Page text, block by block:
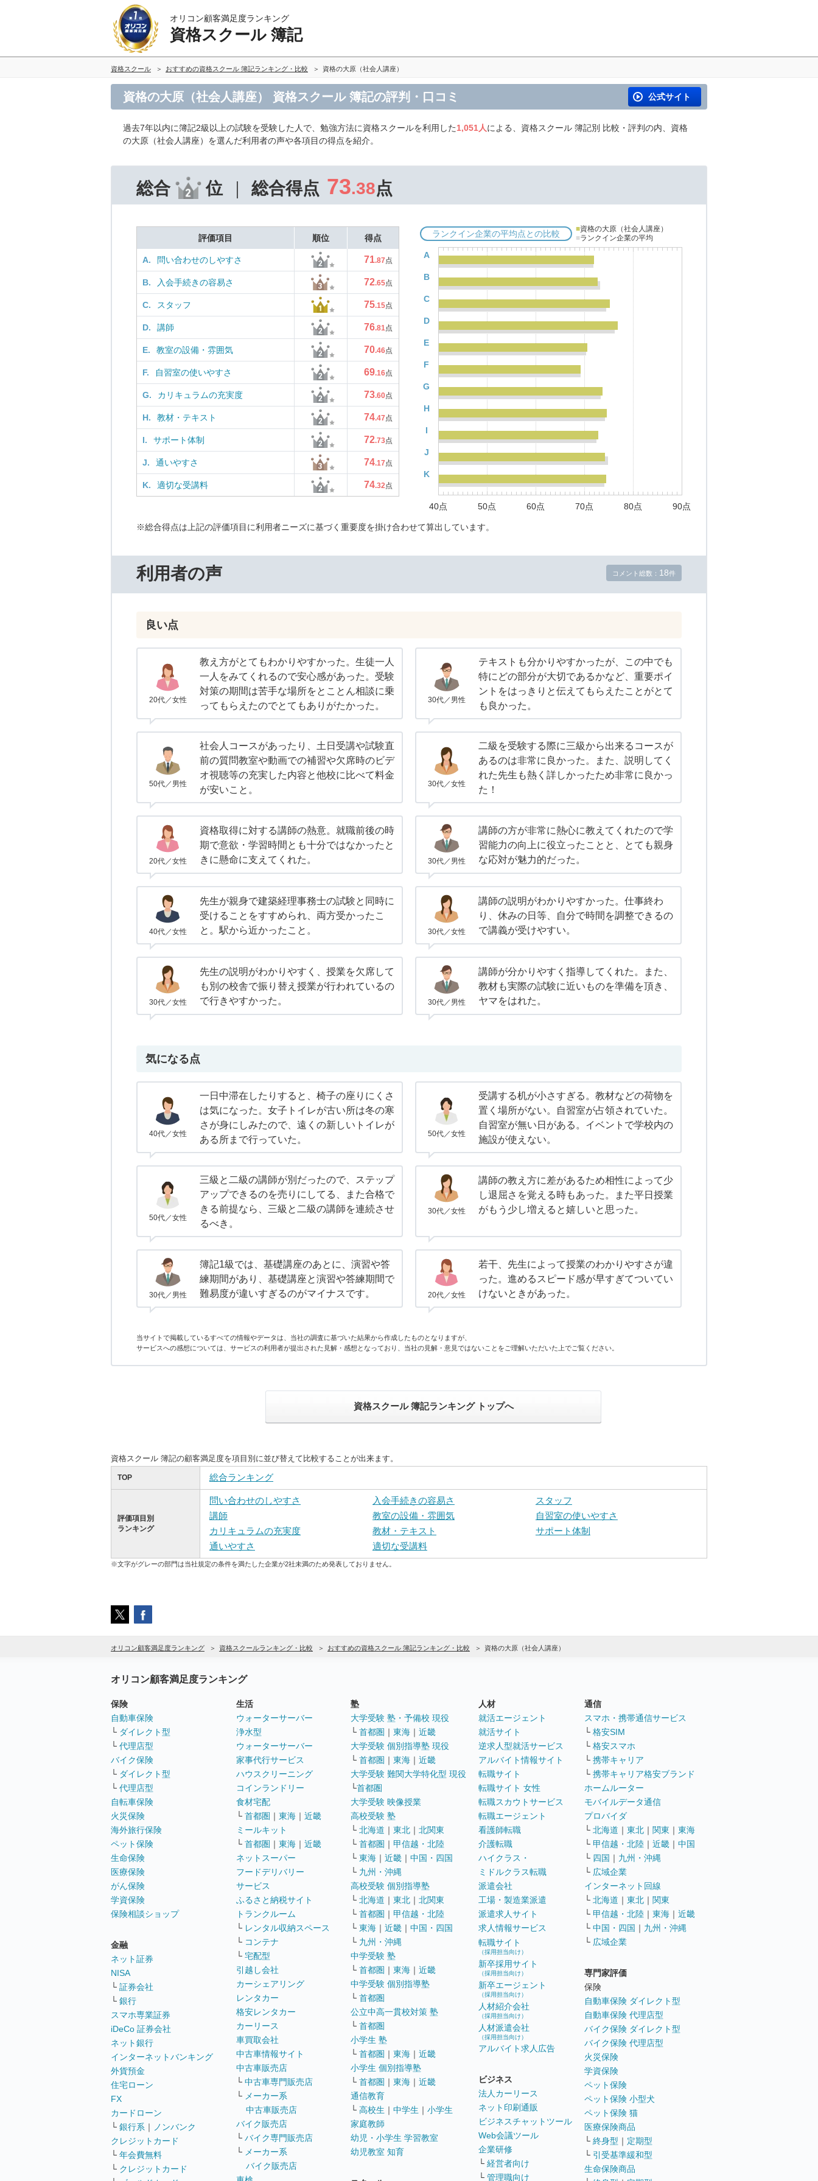
オリコン顧客満足度ランキング
資格スクール 簿記
資格スクール おすすめの資格スクール 簿記ランキング・比較 資格の大原（社会人講座）
資格の大原（社会人講座） 資格スクール 簿記の評判・口コミ 公式サイト
過去7年以内に簿記2級以上の試験を受験した人で、勉強方法に資格スクールを利用した1,051人による、資格スクール 簿記別 比較・評判の内、資格
の大原（社会人講座）を選んだ利用者の声や各項目の得点を紹介。
総合 位 総合得点 73.38点
評価項目 順位 得点
A. 問い合わせのしやすさ 71.87点
B. 入会手続きの容易さ 72.65点
C. スタッフ 75.15点
D. 講師 76.81点
E. 教室の設備・雰囲気 70.46点
F. 自習室の使いやすさ 69.16点
G. カリキュラムの充実度 73.60点
H. 教材・テキスト 74.47点
I. サポート体制 72.73点
J. 通いやすさ 74.17点
K. 適切な受講料 74.32点
ランクイン企業の平均点との比較 ■資格の大原（社会人講座）
■ランクイン企業の平均
A
B
C
D
E
F
G
H
I
J
K
40点 50点 60点 70点 80点 90点
※総合得点は上記の評価項目に利用者ニーズに基づく重要度を掛け合わせて算出しています。
利用者の声 コメント総数： 18件
良い点
20代／女性
教え方がとてもわかりやすかった。生徒一人
一人をみてくれるので安心感があった。受験
対策の期間は苦手な場所をとことん相談に乗
ってもらえたのでとてもありがたかった。
30代／男性
テキストも分かりやすかったが、この中でも
特にどの部分が大切であるかなど、重要ポイ
ントをはっきりと伝えてもらえたことがとて
も良かった。
50代／男性
社会人コースがあったり、土日受講や試験直
前の質問教室や動画での補習や欠席時のビデ
オ視聴等の充実した内容と他校に比べて料金
が安いこと。
30代／女性
二級を受験する際に三級から出来るコースが
あるのは非常に良かった。また、説明してく
れた先生も熱く詳しかったため非常に良かっ
た！
20代／女性
資格取得に対する講師の熱意。就職前後の時
期で意欲・学習時間とも十分ではなかったと
きに懸命に支えてくれた。
30代／男性
講師の方が非常に熱心に教えてくれたので学
習能力の向上に役立ったことと、とても親身
な応対が魅力的だった。
40代／女性
先生が親身で建築経理事務士の試験と同時に
受けることをすすめられ、両方受かったこ
と。駅から近かったこと。
30代／女性
講師の説明がわかりやすかった。仕事終わ
り、休みの日等、自分で時間を調整できるの
で講義が受けやすい。
30代／女性
先生の説明がわかりやすく、授業を欠席して
も別の校舎で振り替え授業が行われているの
で行きやすかった。
30代／男性
講師が分かりやすく指導してくれた。また、
教材も実際の試験に近いものを準備を頂き、
ヤマをはれた。
気になる点
40代／女性
一日中滞在したりすると、椅子の座りにくさ
は気になった。女子トイレが古い所は冬の寒
さが身にしみたので、遠くの新しいトイレが
ある所まで行っていた。
50代／女性
受講する机が小さすぎる。教材などの荷物を
置く場所がない。自習室が占領されていた。
自習室が無い日がある。イベントで学校内の
施設が使えない。
50代／女性
三級と二級の講師が別だったので、ステップ
アップできるのを売りにしてる、また合格で
きる前提なら、三級と二級の講師を連続させ
るべき。
30代／女性
講師の教え方に差があるため相性によって少
し退屈さを覚える時もあった。また平日授業
がもう少し増えると嬉しいと思った。
30代／男性
簿記1級では、基礎講座のあとに、演習や答
練期間があり、基礎講座と演習や答練期間で
難易度が違いすぎるのがマイナスです。
20代／女性
若干、先生によって授業のわかりやすさが違
った。進めるスピード感が早すぎてついてい
けないときがあった。
当サイトで掲載しているすべての情報やデータは、当社の調査に基づいた結果から作成したものとなりますが、
サービスへの感想については、サービスの利用者が提出された見解・感想となっており、当社の見解・意見ではないことをご理解いただいた上でご覧ください。
資格スクール 簿記ランキング トップへ
資格スクール 簿記の顧客満足度を項目別に並び替えて比較することが出来ます。
TOP 総合ランキング
評価項目別
ランキング
問い合わせのしやすさ 入会手続きの容易さ
スタッフ
講師
教室の設備・雰囲気
自習室の使いやすさ
カリキュラムの充実度
教材・テキスト
サポート体制
通いやすさ
適切な受講料
※文字がグレーの部門は当社規定の条件を満たした企業が2社未満のため発表しておりません。
オリコン顧客満足度ランキング 資格スクールランキング・比較 おすすめの資格スクール 簿記ランキング・比較 資格の大原（社会人講座）
オリコン顧客満足度ランキング
保険
自動車保険
└ ダイレクト型
└ 代理店型
バイク保険
└ ダイレクト型
└ 代理店型
自転車保険
火災保険
海外旅行保険
ペット保険
生命保険
医療保険
がん保険
学資保険
保険相談ショップ
金融
ネット証券
NISA
└ 証券会社
└ 銀行
スマホ専業証券
iDeCo 証券会社
ネット銀行
インターネットバンキング
外貨預金
住宅ローン
FX
カードローン
└ 銀行系 ｜
ノンバンク
クレジットカード
└ 年会費無料
└ クレジットカード
生活
ウォーターサーバー
浄水型
ウォーターサーバー
家事代行サービス
ハウスクリーニング
コインランドリー
食材宅配
└ 首都圏 ｜ 東海 ｜ 近畿
ミールキット
└ 首都圏 ｜ 東海 ｜ 近畿
ネットスーパー
フードデリバリー
サービス
ふるさと納税サイト
トランクルーム
└ レンタル収納スペース
└ コンテナ
└ 宅配型
引越し会社
カーシェアリング
レンタカー
格安レンタカー
カーリース
車買取会社
中古車情報サイト
中古車販売店
└ 中古車専門販売店
└ メーカー系
中古車販売店
バイク販売店
└ バイク専門販売店
└ メーカー系
バイク販売店
塾
大学受験 塾・予備校 現役
└ 首都圏 ｜ 東海 ｜ 近畿
大学受験 個別指導塾 現役
└ 首都圏 ｜ 東海 ｜ 近畿
大学受験 難関大学特化型 現役
└首都圏
大学受験 映像授業
高校受験 塾
└ 北海道 ｜ 東北 ｜ 北関東
└ 首都圏 ｜ 甲信越・北陸
└ 東海 ｜ 近畿 ｜ 中国・四国
└ 九州・沖縄
高校受験 個別指導塾
└ 北海道 ｜ 東北 ｜ 北関東
└ 首都圏 ｜ 甲信越・北陸
└ 東海 ｜ 近畿 ｜ 中国・四国
└ 九州・沖縄
中学受験 塾
└ 首都圏 ｜ 東海 ｜ 近畿
中学受験 個別指導塾
└ 首都圏
公立中高一貫校対策 塾
└ 首都圏
小学生 塾
└ 首都圏 ｜ 東海 ｜ 近畿
小学生 個別指導塾
└ 首都圏 ｜ 東海 ｜ 近畿
通信教育
└ 高校生 ｜ 中学生 ｜ 小学生
家庭教師
幼児・小学生 学習教室
幼児教室 知育
人材
就活エージェント
就活サイト
逆求人型就活サービス
アルバイト情報サイト
転職サイト
転職サイト 女性
転職スカウトサービス
転職エージェント
看護師転職
介護転職
ハイクラス・
ミドルクラス転職
派遣会社
工場・製造業派遣
派遣求人サイト
求人情報サービス
転職サイト
（採用担当向け）
新卒採用サイト
（採用担当向け）
新卒エージェント
（採用担当向け）
人材紹介会社
（採用担当向け）
人材派遣会社
（採用担当向け）
アルバイト求人広告
ビジネス
法人カーリース
ネット印刷通販
ビジネスチャットツール
Web会議ツール
企業研修
└ 経営者向け
└ 管理職向け
通信
スマホ・携帯通信サービス
└ 格安SIM
└ 格安スマホ
└ 携帯キャリア
└ 携帯キャリア格安ブランド
ホームルーター
モバイルデータ通信
プロバイダ
└ 北海道 ｜ 東北 ｜ 関東 ｜ 東海
└ 甲信越・北陸 ｜ 近畿 ｜ 中国
└ 四国 ｜ 九州・沖縄
└ 広域企業
インターネット回線
└ 北海道 ｜ 東北 ｜ 関東
└ 甲信越・北陸 ｜ 東海 ｜ 近畿
└ 中国・四国 ｜ 九州・沖縄
└ 広域企業
専門家評価
保険
自動車保険 ダイレクト型
自動車保険 代理店型
バイク保険 ダイレクト型
バイク保険 代理店型
火災保険
学資保険
ペット保険
ペット保険 小型犬
ペット保険 猫
医療保険商品
└ 終身型 ｜ 定期型
└ 引受基準緩和型
生命保険商品